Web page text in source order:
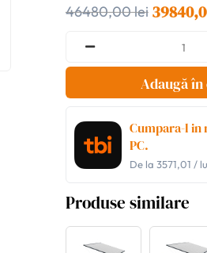
46480,00 lei
Adaugă în
Cumpara-l in
PC.
De la 3571,01 /
Produse similare